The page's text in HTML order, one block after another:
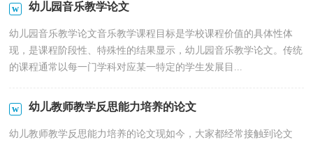
幼儿园音乐教学论文
幼儿园音乐教学论文音乐教学课程目标是学校课程价值的具体性体
现，是课程阶段性、特殊性的结果显示，幼儿园音乐教学论文。传统
的课程通常以每一门学科对应某一特定的学生发展目...
幼儿教师教学反思能力培养的论文
幼儿教师教学反思能力培养的论文现如今，大家都经常接触到论文